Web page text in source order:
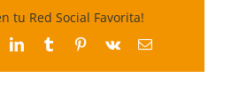
tu Red Social Favorita!
LinkedInTumblrPinterest
Vk
Correo